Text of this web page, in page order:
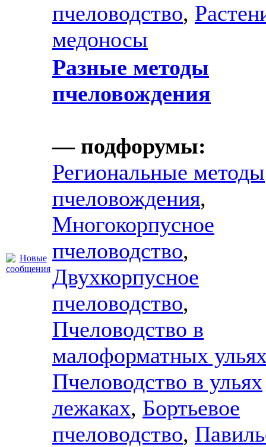
пчеловодство,
медоносы
Разные методы
пчеловождения
— подфорумы:
Региональные методы
пчеловождения,
Многокорпусное
пчеловодство,
Двухкорпусное
пчеловодство,
Пчеловодство в
малоформатных
Пчеловодство в ульях
лежаках, Бортьевое
пчеловодство,